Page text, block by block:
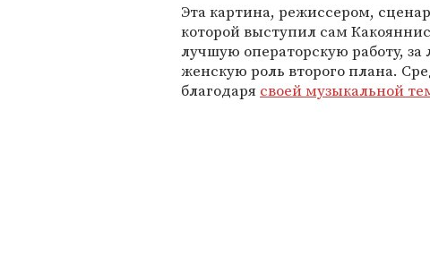
Эта картина, режиссером,
которой выступил сам
лучшую операторскую работу,
женскую роль второго плана.
благодаря своей музыкальной